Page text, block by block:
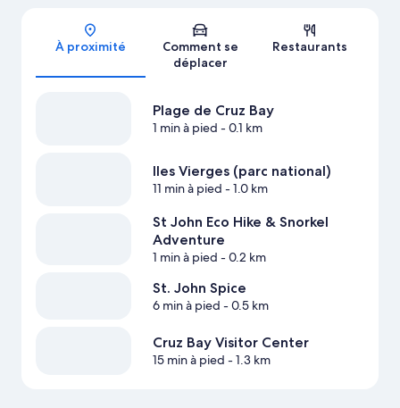
Carte
À proximité
Comment se
déplacer
Restaurants
Plage de Cruz Bay
1 min à pied - 0.1 km
Iles Vierges (parc national)
11 min à pied - 1.0 km
St John Eco Hike & Snorkel
Adventure
1 min à pied - 0.2 km
St. John Spice
6 min à pied - 0.5 km
Cruz Bay Visitor Center
15 min à pied - 1.3 km